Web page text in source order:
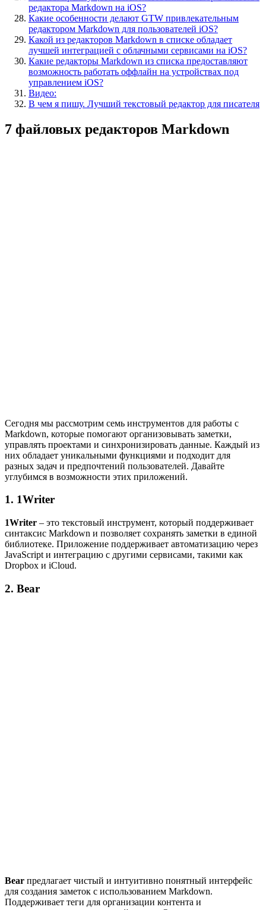
редактора Markdown на iOS?
Какие особенности делают GTW привлекательным
редактором Markdown для пользователей iOS?
Какой из редакторов Markdown в списке обладает
лучшей интеграцией с облачными сервисами на iOS?
Какие редакторы Markdown из списка предоставляют
возможность работать оффлайн на устройствах под
управлением iOS?
Видео:
В чем я пишу. Лучший текстовый редактор для писателя
7 файловых редакторов Markdown
Сегодня мы рассмотрим семь инструментов для работы с
Markdown, которые помогают организовывать заметки,
управлять проектами и синхронизировать данные. Каждый из
них обладает уникальными функциями и подходит для
разных задач и предпочтений пользователей. Давайте
углубимся в возможности этих приложений.
1. 1Writer
1Writer – это текстовый инструмент, который поддерживает
синтаксис Markdown и позволяет сохранять заметки в единой
библиотеке. Приложение поддерживает автоматизацию через
JavaScript и интеграцию с другими сервисами, такими как
Dropbox и iCloud.
2. Bear
Bear предлагает чистый и интуитивно понятный интерфейс
для создания заметок с использованием Markdown.
Поддерживает теги для организации контента и